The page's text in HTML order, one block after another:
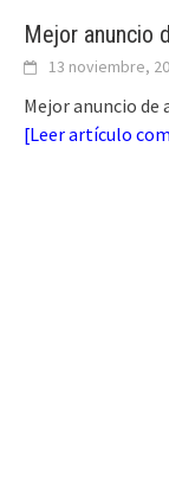
Mejor anuncio
13 noviembre,
Mejor anuncio de
[Leer artículo